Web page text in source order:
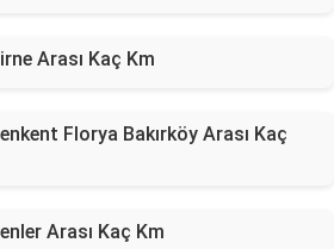
Arası Kaç Km
Florya Bakırköy Arası Kaç
Arası Kaç Km